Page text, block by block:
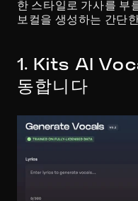
한 스타일로 가사를 부
보컬을 생성하는 간단
1. Kits AI
동합니다